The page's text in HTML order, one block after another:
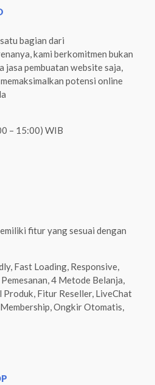
bagian dari
kami berkomitmen bukan
jasa pembuatan website saja,
potensi online
– 15:00) WIB
fitur yang sesuai dengan
Fast Loading, Responsive,
4 Metode Belanja,
Produk, Fitur Reseller, LiveChat
Ongkir Otomatis,